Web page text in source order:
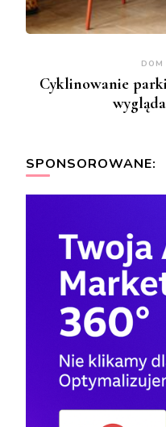
Cyklinowanie
SPONSOROWANE: